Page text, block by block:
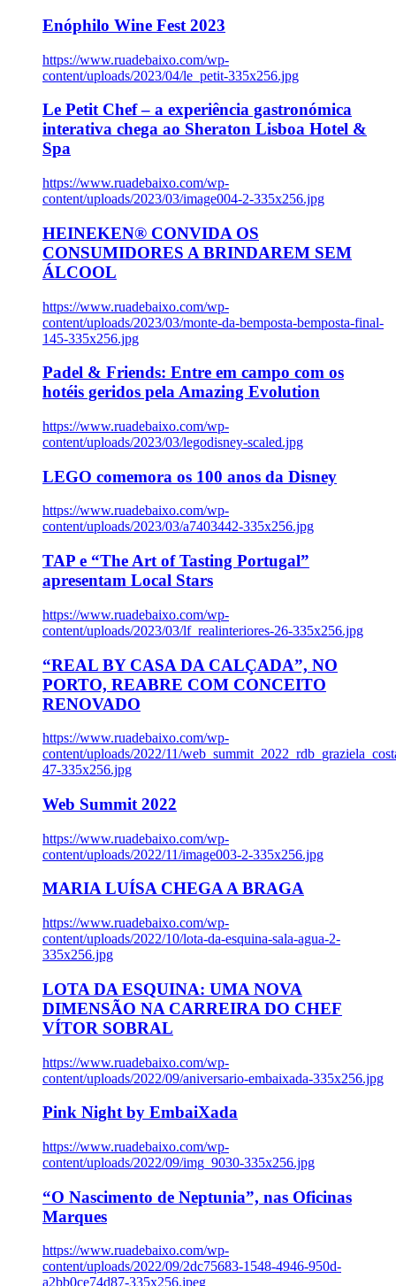
Enóphilo Wine Fest 2023
https://www.ruadebaixo.com/wp-
content/uploads/2023/04/le_petit-335x256.jpg
Le Petit Chef – a experiência gastronómica
interativa chega ao Sheraton Lisboa Hotel &
Spa
https://www.ruadebaixo.com/wp-
content/uploads/2023/03/image004-2-335x256.jpg
HEINEKEN® CONVIDA OS
CONSUMIDORES A BRINDAREM SEM
ÁLCOOL
https://www.ruadebaixo.com/wp-
content/uploads/2023/03/monte-da-bemposta-bemposta-final-
145-335x256.jpg
Padel & Friends: Entre em campo com os
hotéis geridos pela Amazing Evolution
https://www.ruadebaixo.com/wp-
content/uploads/2023/03/legodisney-scaled.jpg
LEGO comemora os 100 anos da Disney
https://www.ruadebaixo.com/wp-
content/uploads/2023/03/a7403442-335x256.jpg
TAP e “The Art of Tasting Portugal”
apresentam Local Stars
https://www.ruadebaixo.com/wp-
content/uploads/2023/03/lf_realinteriores-26-335x256.jpg
“REAL BY CASA DA CALÇADA”, NO
PORTO, REABRE COM CONCEITO
RENOVADO
https://www.ruadebaixo.com/wp-
content/uploads/2022/11/
47-335x256.jpg
Web Summit 2022
https://www.ruadebaixo.com/wp-
content/uploads/2022/11/image003-2-335x256.jpg
MARIA LUÍSA CHEGA A BRAGA
https://www.ruadebaixo.com/wp-
content/uploads/2022/10/lota-da-esquina-sala-agua-2-
335x256.jpg
LOTA DA ESQUINA: UMA NOVA
DIMENSÃO NA CARREIRA DO CHEF
VÍTOR SOBRAL
https://www.ruadebaixo.com/wp-
content/uploads/2022/09/aniversario-embaixada-335x256.jpg
Pink Night by EmbaiXada
https://www.ruadebaixo.com/wp-
content/uploads/2022/09/img_9030-335x256.jpg
“O Nascimento de Neptunia”, nas Oficinas
Marques
https://www.ruadebaixo.com/wp-
content/uploads/2022/09/2dc75683-1548-4946-950d-
a2bb0ce74d87-335x256.jpeg